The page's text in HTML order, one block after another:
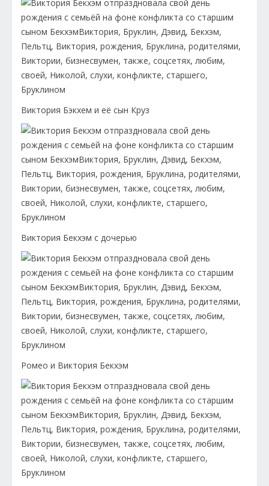
Виктория Бэкхем и её сын Круз
Виктория Бекхэм с дочерью
Ромео и Виктория Бекхэм